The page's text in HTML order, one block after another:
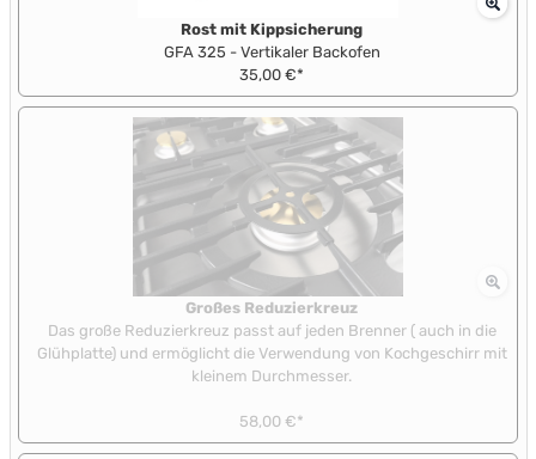
Rost mit Kippsicherung
GFA 325 - Vertikaler Backofen
35,00 €*
Großes Reduzierkreuz
Das große Reduzierkreuz passt auf jeden Brenner ( auch in die
Glühplatte) und ermöglicht die Verwendung von Kochgeschirr mit
kleinem Durchmesser.
58,00 €*